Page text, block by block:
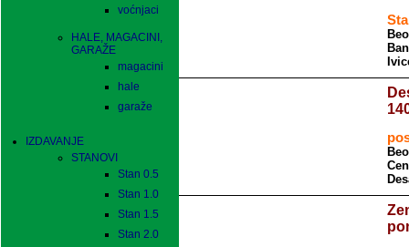
voćnjaci
HALE, MAGACINI,
GARAŽE
magacini
hale
garaže
IZDAVANJE
STANOVI
Stan 0.5
Stan 1.0
Stan 1.5
Stan 2.0